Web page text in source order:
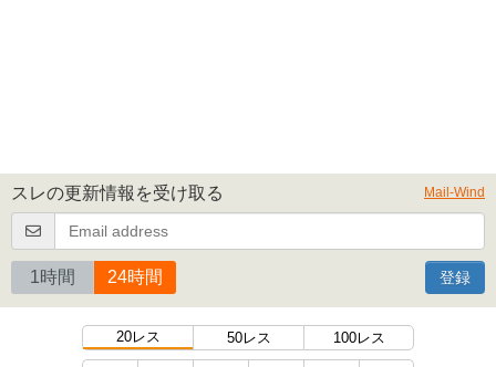
スレの更新情報を受け取る Mail-Wind
1時間 24時間 登録
20レス 50レス 100レス